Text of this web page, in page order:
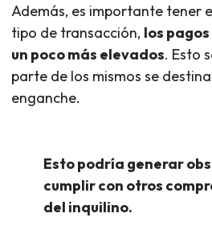
Además, es importante tener
tipo de transacción, los
un poco más elevados. Esto
parte de los mismos se
enganche.
Esto podría generar
cumplir con otros
del inquilino.